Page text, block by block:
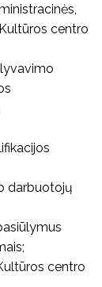
centro
darbuotojų
centro